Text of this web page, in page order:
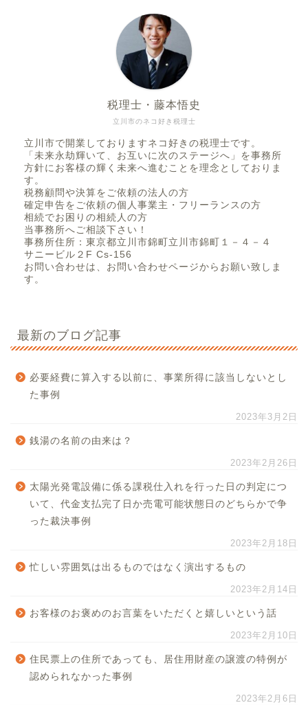
立川市のネコ好き税理士
税理士・藤本悟史
立川市で開業しておりますネコ好きの税理士です。
「未来永劫輝いて、お互いに次のステージへ」を事務所
方針にお客様の輝く未来へ進むことを理念としておりま
す。
税務顧問や決算をご依頼の法人の方
確定申告をご依頼の個人事業主・フリーランスの方
相続でお困りの相続人の方
当事務所へご相談下さい！
事務所住所：東京都立川市錦町立川市錦町１－４－４
サニービル２F Cs-156
お問い合わせは、お問い合わせページからお願い致しま
す。
最新のブログ記事
必要経費に算入する以前に、事業所得に該当しないとし
た事例
2023年3月2日
銭湯の名前の由来は？
2023年2月26日
太陽光発電設備に係る課税仕入れを行った日の判定につ
いて、代金支払完了日か売電可能状態日のどちらかで争
った裁決事例
2023年2月18日
忙しい雰囲気は出るものではなく演出するもの
2023年2月14日
お客様のお褒めのお言葉をいただくと嬉しいという話
2023年2月10日
住民票上の住所であっても、居住用財産の譲渡の特例が
認められなかった事例
2023年2月6日